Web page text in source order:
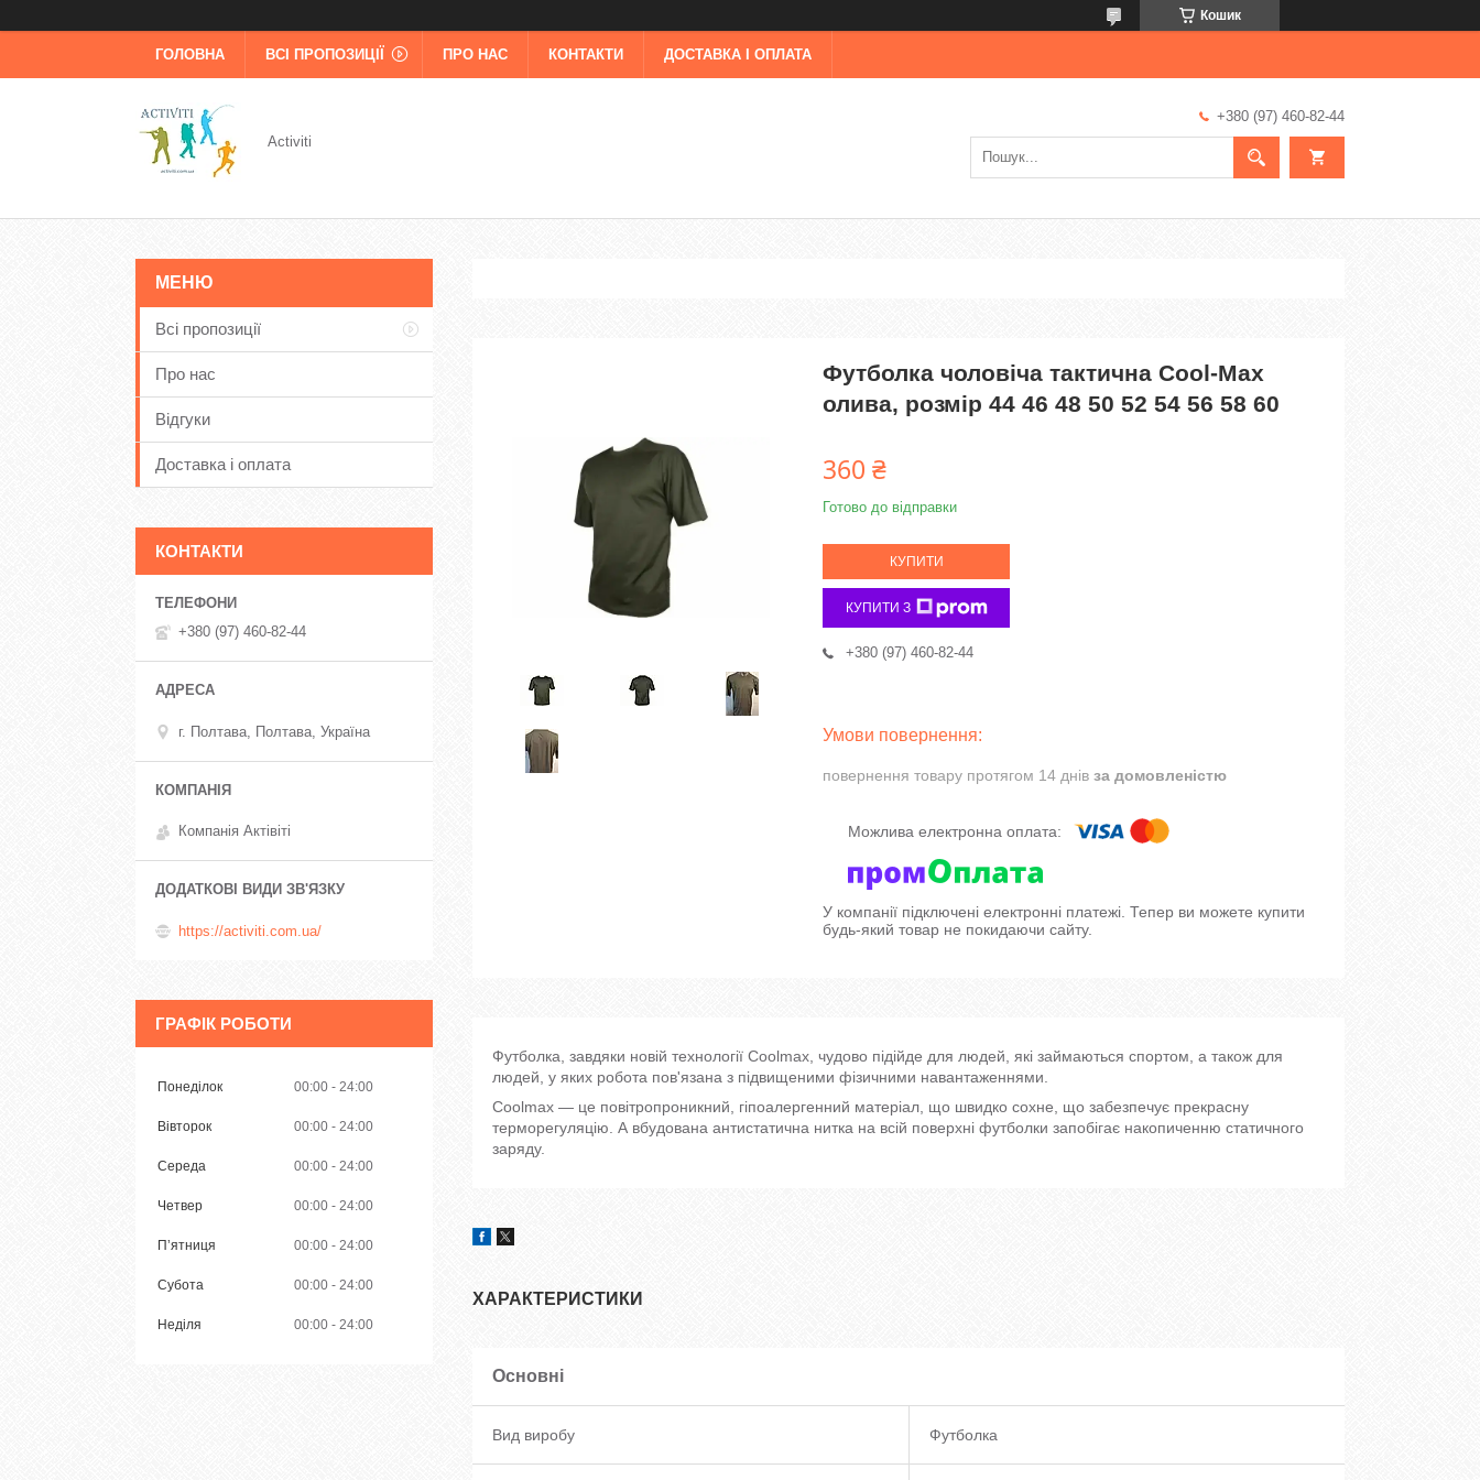
Кошик
ГОЛОВНА ВСІ ПРОПОЗИЦІЇ ПРО НАС КОНТАКТИ ДОСТАВКА І ОПЛАТА
Activiti
+380 (97) 460-82-44
Футболка чоловіча тактична Cool-Max
олива, розмір 44 46 48 50 52 54 56 58 60
360 ₴
Готово до відправки
КУПИТИ
КУПИТИ З
+380 (97) 460-82-44
повернення товару протягом 14 днів за домовленістю
У компанії підключені електронні платежі. Тепер ви можете купити
будь-який товар не покидаючи сайту.
Футболка, завдяки новій технології Coolmax, чудово підійде для людей, які займаються спортом, а також для
людей, у яких робота пов'язана з підвищеними фізичними навантаженнями.
Coolmax — це повітропроникний, гіпоалергенний матеріал, що швидко сохне, що забезпечує прекрасну
терморегуляцію. А вбудована антистатична нитка на всій поверхні футболки запобігає накопиченню статичного
заряду.
ХАРАКТЕРИСТИКИ
Основні
Вид виробу Футболка
Всі пропозиції
Про нас
Відгуки
Доставка і оплата
КОНТАКТИ
+380 (97) 460-82-44
г. Полтава, Полтава, Україна
Компанія Актівіті
https://activiti.com.ua/
ГРАФІК РОБОТИ
Понеділок 00:00 24:00
Вівторок 00:00 24:00
Середа 00:00 24:00
Четвер 00:00 24:00
Пʼятниця 00:00 24:00
Субота 00:00 24:00
Неділя 00:00 24:00